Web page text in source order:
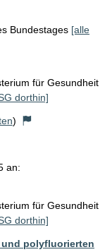
Bundestages [alle
für Gesundheit
dorthin]
)
an:
für Gesundheit
dorthin]
polyfluorierten